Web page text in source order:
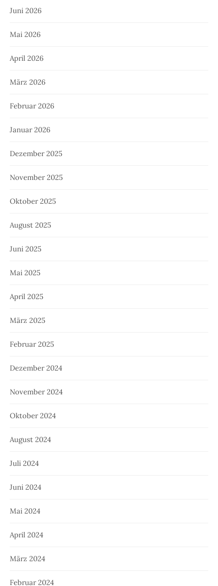
Juni 2026
Mai 2026
April 2026
März 2026
Februar 2026
Januar 2026
Dezember 2025
November 2025
Oktober 2025
August 2025
Juni 2025
Mai 2025
April 2025
März 2025
Februar 2025
Dezember 2024
November 2024
Oktober 2024
August 2024
Juli 2024
Juni 2024
Mai 2024
April 2024
März 2024
Februar 2024